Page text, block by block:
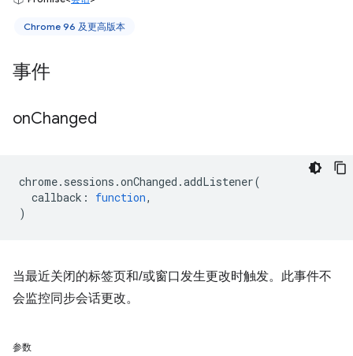
Chrome 96 及更高版本
事件
onChanged
chrome. sessions .onChanged .addListener(
callback : function,
)
当最近关闭的标签页和/或窗口发生更改时触发。此事件不
会监控同步会话更改。
参数